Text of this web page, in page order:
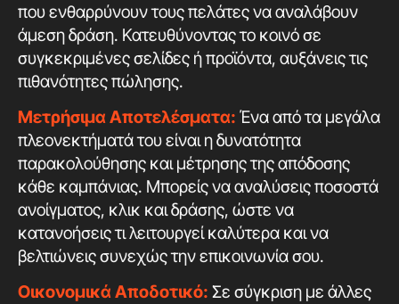
που ενθαρρύνουν τους πελάτες να αναλάβουν
άμεση δράση. Κατευθύνοντας το κοινό σε
συγκεκριμένες σελίδες ή προϊόντα, αυξάνεις τις
πιθανότητες πώλησης.
Μετρήσιμα Αποτελέσματα: Ένα από τα μεγάλα
πλεονεκτήματά του είναι η δυνατότητα
παρακολούθησης και μέτρησης της απόδοσης
κάθε καμπάνιας. Μπορείς να αναλύσεις ποσοστά
ανοίγματος, κλικ και δράσης, ώστε να
κατανοήσεις τι λειτουργεί καλύτερα και να
βελτιώνεις συνεχώς την επικοινωνία σου.
Οικονομικά Αποδοτικό: Σε σύγκριση με άλλες